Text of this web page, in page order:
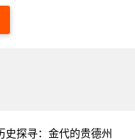
史探寻：金代的贵德州